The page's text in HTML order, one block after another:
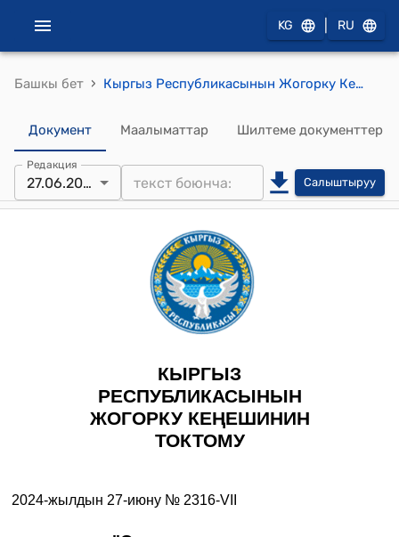
KG RU
Башкы бет › Кыргыз Республикасынын Жогорку Кеңешинин 2024-жылдын 27-июнундагы № 2316-VII "Саламаттык сактоо маселелери боюнча Кыргыз Республикасынын айрым мыйзам актыларына өзгөртүүлөрдү киргизүү жөнүндө" Кыргыз Республикасынын Мыйзамынын долбоорун биринчи окууда кабыл алуу тууралуу" токтому
Документ Маалыматтар Шилтеме документтер
Редакция
27.06.2024 Салыштыруу